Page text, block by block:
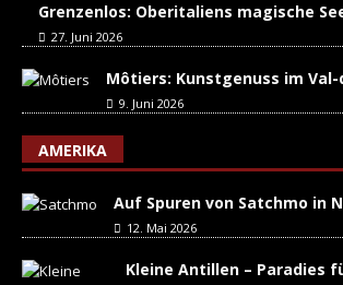
Grenzenlos: Oberitaliens magische
27. Juni 2026
Môtiers: Kunstgenuss im
9. Juni 2026
AMERIKA
Auf Spuren von Satchmo in
12. Mai 2026
Kleine Antillen – Paradies